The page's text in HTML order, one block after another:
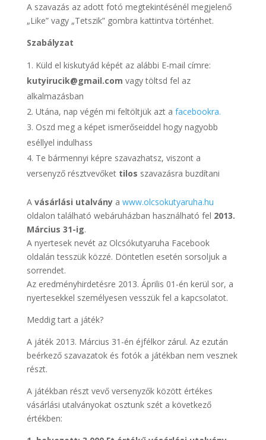
A szavazás az adott fotó megtekintésénél megjelenő
„Like” vagy „Tetszik” gombra kattintva történhet.
Szabályzat
Küld el kiskutyád képét az alábbi E-mail címre:
kutyirucik@gmail.com vagy töltsd fel az
alkalmazásban
Utána, nap végén mi feltöltjük azt a facebookra.
Oszd meg a képet ismerőseiddel hogy nagyobb
eséllyel indulhass
Te bármennyi képre szavazhatsz, viszont a
versenyző résztvevőket tilos szavazásra buzdítani
A vásárlási utalványa www.olcsokutyaruha.hu
oldalon található webáruházban használható fel 2013.
Március 31-ig.
A nyertesek nevét az Olcsókutyaruha Facebook
oldalán tesszük közzé. Döntetlen esetén sorsoljuk a
sorrendet.
Az eredményhirdetésre 2013. Április 01-én kerül sor, a
nyertesekkel személyesen vesszük fel a kapcsolatot.
Meddig tart a játék?
A játék 2013. Március 31-én éjfélkor zárul. Az ezután
beérkező szavazatok és fotók a játékban nem vesznek
részt.
A játékban részt vevő versenyzők között értékes
vásárlási utalványokat osztunk szét a következő
értékben: